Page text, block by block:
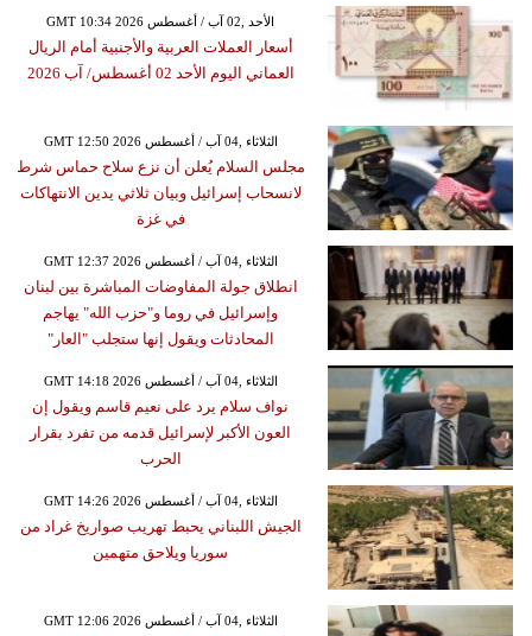
GMT 10:34 2026 الأحد ,02 آب / أغسطس
أسعار العملات العربية والأجنبية أمام الريال
العماني اليوم الأحد 02 أغسطس/ آب 2026
GMT 12:50 2026 الثلاثاء ,04 آب / أغسطس
مجلس السلام يُعلن أن نزع سلاح حماس شرط
لانسحاب إسرائيل وبيان ثلاثي يدين الانتهاكات
في غزة
GMT 12:37 2026 الثلاثاء ,04 آب / أغسطس
انطلاق جولة المفاوضات المباشرة بين لبنان
وإسرائيل في روما و"حزب الله" يهاجم
المحادثات ويقول إنها ستجلب "العار"
GMT 14:18 2026 الثلاثاء ,04 آب / أغسطس
نواف سلام يرد على نعيم قاسم ويقول إن
العون الأكبر لإسرائيل قدمه من تفرد بقرار
الحرب
GMT 14:26 2026 الثلاثاء ,04 آب / أغسطس
الجيش اللبناني يحبط تهريب صواريخ غراد من
سوريا ويلاحق متهمين
GMT 12:06 2026 الثلاثاء ,04 آب / أغسطس